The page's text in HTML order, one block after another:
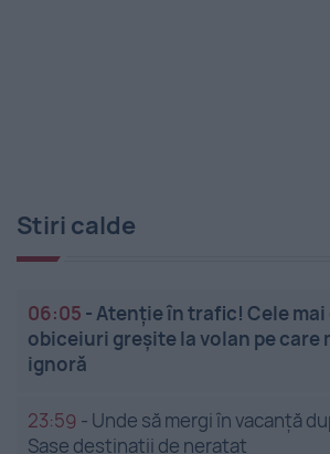
Stiri calde
06:05 -Atenție în trafic! Cele
obiceiuri greșite la volan pe care
ignoră
23:59 - Unde să mergi în vacanță
Șase destinații de neratat